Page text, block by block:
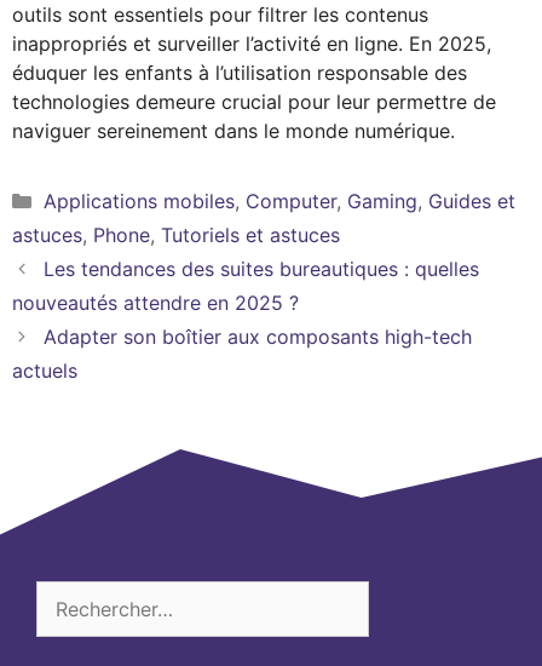
outils sont essentiels pour filtrer les contenus
inappropriés et surveiller l’activité en ligne. En 2025,
éduquer les enfants à l’utilisation responsable des
technologies demeure crucial pour leur permettre de
naviguer sereinement dans le monde numérique.
Catégories
Applications mobiles, Computer, Gaming, Guides et
astuces, Phone, Tutoriels et astuces
Les tendances des suites bureautiques : quelles
nouveautés attendre en 2025 ?
Adapter son boîtier aux composants high-tech
actuels